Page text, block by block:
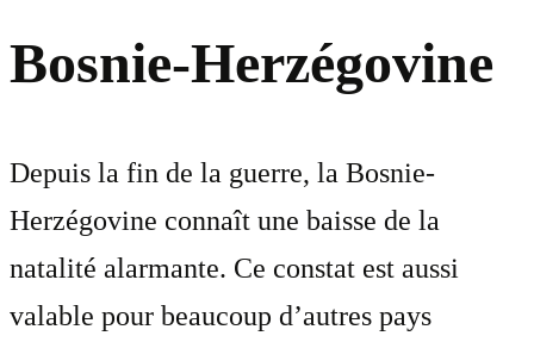
Bosnie-Herzégovine
Depuis la fin de la guerre, la Bosnie-
Herzégovine connaît une baisse de la
natalité alarmante. Ce constat est aussi
valable pour beaucoup d’autres pays